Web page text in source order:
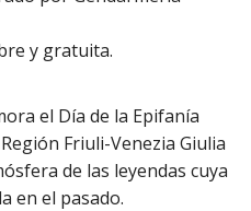
y gratuita.
el Día de la Epifanía
Friuli-Venezia Giulia
de las leyendas cuya
en el pasado.